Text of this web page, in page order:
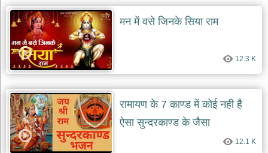
bhajans
विष्णु
भजन
vishnu
bhajans
बाबा
बालक
नाथ
भजन
baba
balak
nath
bhajans
मन में वसे जिनके सिया राम
12.3 K
रामायण के 7 काण्ड में कोई नही है
ऐसा सुन्दरकाण्ड के जैसा
12.1 K